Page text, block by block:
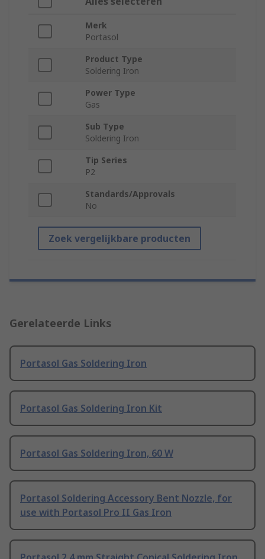
Merk
Portasol
Product Type
Soldering Iron
Power Type
Gas
Sub Type
Soldering Iron
Tip Series
P2
Standards/Approvals
No
Zoek vergelijkbare producten
Gerelateerde Links
Portasol Gas Soldering Iron
Portasol Gas Soldering Iron Kit
Portasol Gas Soldering Iron, 60 W
Portasol Soldering Accessory Bent Nozzle, for
use with Portasol Pro II Gas Iron